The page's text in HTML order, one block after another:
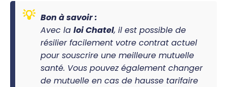
Bon à savoir :
Avec la loi Chatel, il est possible de
résilier facilement votre contrat actuel
pour souscrire une meilleure mutuelle
santé. Vous pouvez également changer
de mutuelle en cas de hausse tarifaire